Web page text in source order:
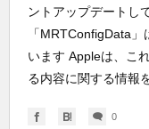
ントアップデートし
「MRTConfigData
います Appleは、こ
る内容に関する情報
0